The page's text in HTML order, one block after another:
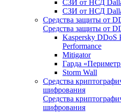
СЗИ от НСД
СЗИ от НСД
Средства защиты от
Средства защиты от
Kaspersky DDoS
Performance
Mitigator
Гарда
Storm Wall
Средства
шифрования
Средства
шифрования